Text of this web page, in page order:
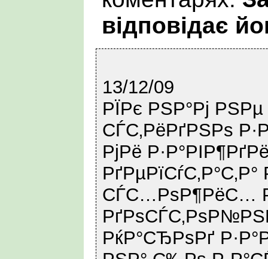
відповідає
13/12/09
РЇРє РЅР°Рј
СЃС‚РёРґРЅРѕ
РјРё
СЃС…РѕР¶РёС…
РќР°СЂРѕРґ